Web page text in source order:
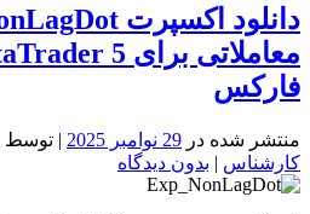
فارکس
منتشر شده در 29 نوامبر 2025 | توسط
کارشناس | بدون دیدگاه